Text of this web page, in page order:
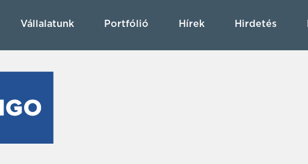
Vállalatunk Portfólió Hírek Hirdetés